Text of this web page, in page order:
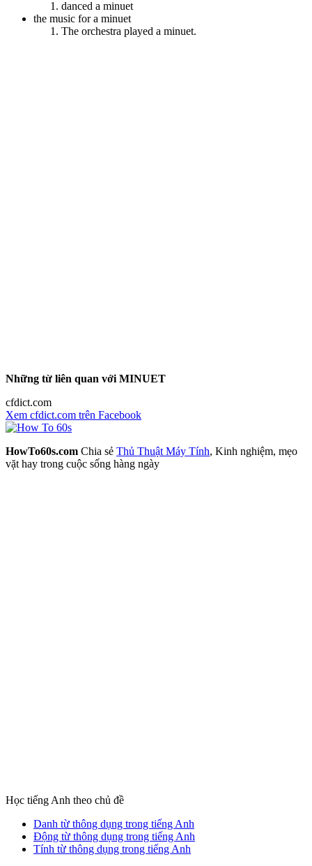
danced a minuet
the music for a minuet
The orchestra played a minuet.
Những từ liên quan với MINUET
cfdict.com
Xem cfdict.com trên Facebook
HowTo60s.com Chia sẻ Thủ Thuật Máy Tính, Kinh nghiệm, mẹo
vặt hay trong cuộc sống hàng ngày
Học tiếng Anh theo chủ đề
Danh từ thông dụng trong tiếng Anh
Động từ thông dụng trong tiếng Anh
Tính từ thông dụng trong tiếng Anh